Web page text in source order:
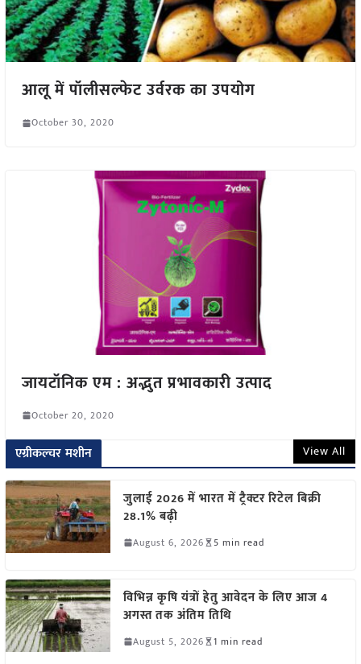
आलू में पॉलीसल्फेट उर्वरक का उपयोग
October 30, 2020
जायटॉनिक एम : अद्भुत प्रभावकारी उत्पाद
October 20, 2020
एग्रीकल्चर मशीन View All
जुलाई 2026 में भारत में ट्रैक्टर रिटेल बिक्री
28.1% बढ़ी
August 6, 2026 5 min read
विभिन्न कृषि यंत्रों हेतु आवेदन के लिए आज 4
अगस्त तक अंतिम तिथि
August 5, 2026 1 min read